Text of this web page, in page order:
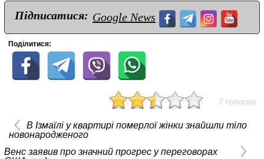
Підписатися: Google News
Поділитися:
7 голосов
В Ізмаїлі у квартирі померлої жінки знайшли тіло
новонародженого
Венс заявив про значний прогрес у переговорах